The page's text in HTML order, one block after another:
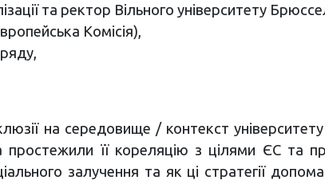
та ректор Вільного університету
Комісія),
на середовище / контекст
простежили її кореляцію з цілями ЄС та
залучення та як ці стратегії